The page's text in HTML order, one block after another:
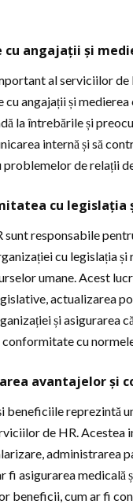
cu angajații și
al serviciilor de
cu angajații și
la întrebările și
internă și să
de relații
cu legislația
sunt responsabile
cu legislația și
umane. Acest
actualizarea
și asigurarea
cu
avantajelor și
beneficiile reprezintă
de HR. Acestea
administrarea
fi asigurarea medicală
beneficii, cum ar fi